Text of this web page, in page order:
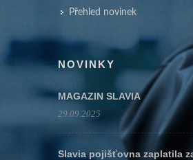
Přehled novinek
NOVINKY
MAGAZIN SLAVIA
29.09.2025
Slavia pojišťovna zaplatila